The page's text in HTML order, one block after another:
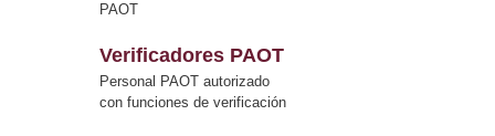
PAOT
Verificadores PAOT
Personal PAOT autorizado
con funciones de verificación